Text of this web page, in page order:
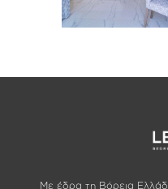
Με έδρα τη Βόρεια